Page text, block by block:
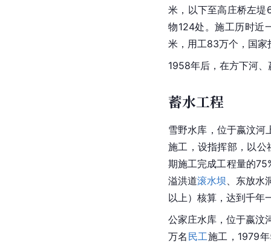
米，以下至高庄桥左
物124处。施工历时近
米，用工83万个，国家
1958年后，在方下河
蓄水工程
雪野水库，位于嬴汶河
施工，设指挥部，以公
期施工完成工程量的
溢洪道滚水坝
、东放
以上）核算，达到千年
公家庄水库，位于嬴汶
万名 民工施工，1979